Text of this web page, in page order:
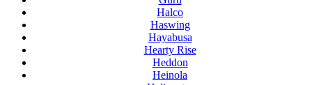
Halco
Haswing
Hayabusa
Hearty Rise
Heddon
Heinola